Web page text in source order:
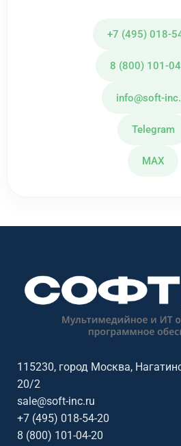
+7 (495) 018-
8 (800) 101-
info@soft-
Telegram
MAX
115230, город Москва,
20/2
sale@soft-inc.ru
+7 (495) 018-54-20
8 (800) 101-04-20